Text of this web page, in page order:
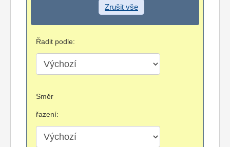
Zrušit vše
Řadit podle:
Směr
řazení: